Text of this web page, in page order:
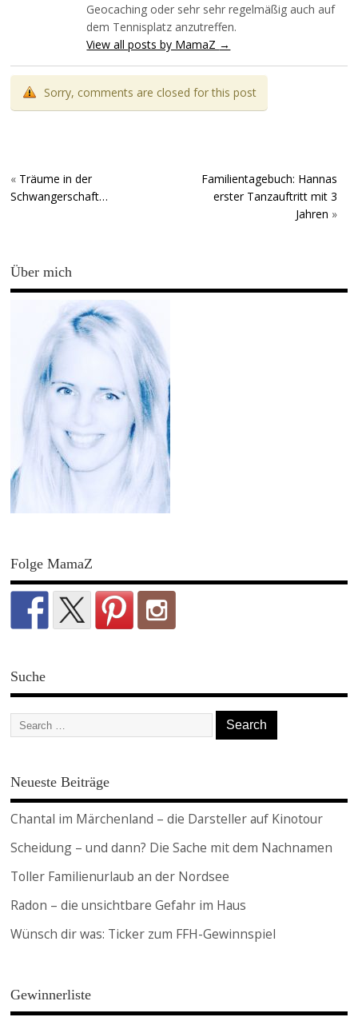
Geocaching oder sehr sehr regelmäßig auch auf
dem Tennisplatz anzutreffen.
View all posts by MamaZ →
Sorry, comments are closed for this post
« Träume in der
Schwangerschaft…
Familientagebuch: Hannas
erster Tanzauftritt mit 3
Jahren »
Über mich
Folge MamaZ
Suche
Neueste Beiträge
Chantal im Märchenland – die Darsteller auf Kinotour
Scheidung – und dann? Die Sache mit dem Nachnamen
Toller Familienurlaub an der Nordsee
Radon – die unsichtbare Gefahr im Haus
Wünsch dir was: Ticker zum FFH-Gewinnspiel
Gewinnerliste